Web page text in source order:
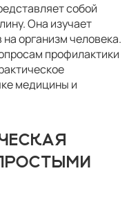
собой
Она изучает
организм человека.
профилактики
медицины и